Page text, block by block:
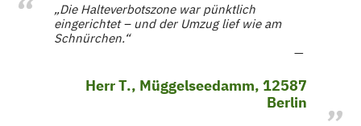
„Die Halteverbotszone war pünktlich
eingerichtet – und der Umzug lief wie am
Schnürchen.“
Herr T., Müggelseedamm, 12587
Berlin